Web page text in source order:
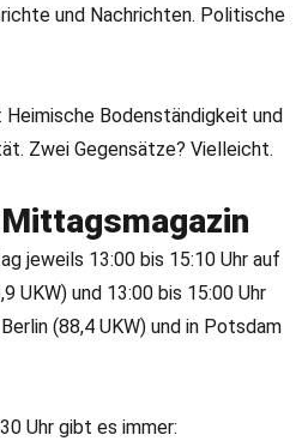
und Nachrichten. Politische
Heimische Bodenständigkeit und
Zwei Gegensätze? Vielleicht.
jeweils 13:00 bis 15:10 Uhr auf
UKW) und 13:00 bis 15:00 Uhr
(88,4 UKW) und in Potsdam
Uhr gibt es immer: